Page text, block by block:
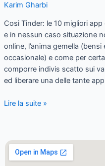
Karim Gharbi
Cosi Tinder: le 10 migliori
e in nessun caso situazione
online, l’anima gemella
occasionale) e come per
comporre indivis scatto sui
ed liberare una delle tante
Lire la suite »